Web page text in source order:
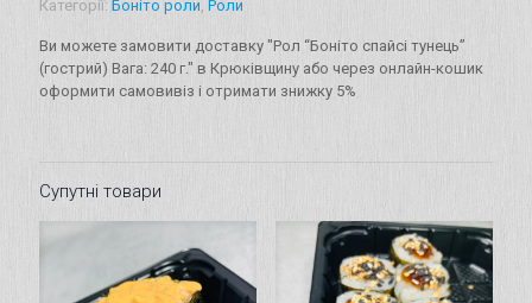
(гострий)
Вага:
240
г.
кількість
Категорії: Боніто роли, Роли
Ви можете замовити доставку "Рол “Боніто спайсі тунець”
(гострий) Вага: 240 г." в Крюківщину або через онлайн-кошик
оформити самовивіз і отримати знижку 5%
Супутні товари